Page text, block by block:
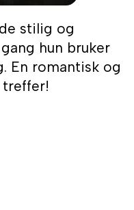
stilig og
hun bruker
En romantisk og